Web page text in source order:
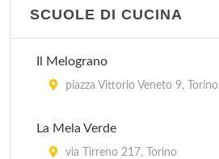
SCUOLE DI CUCINA
Il Melograno
piazza Vittorio Veneto 9, Torino
La Mela Verde
via Tirreno 217, Torino